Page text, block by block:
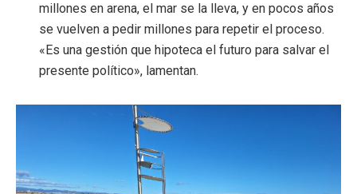
millones en arena, el mar se la lleva, y en pocos años
se vuelven a pedir millones para repetir el proceso.
«Es una gestión que hipoteca el futuro para salvar el
presente político», lamentan.